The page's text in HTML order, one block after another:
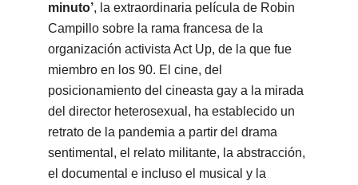
minuto’, la extraordinaria película de Robin
Campillo sobre la rama francesa de la
organización activista Act Up, de la que fue
miembro en los 90. El cine, del
posicionamiento del cineasta gay a la mirada
del director heterosexual, ha establecido un
retrato de la pandemia a partir del drama
sentimental, el relato militante, la abstracción,
el documental e incluso el musical y la